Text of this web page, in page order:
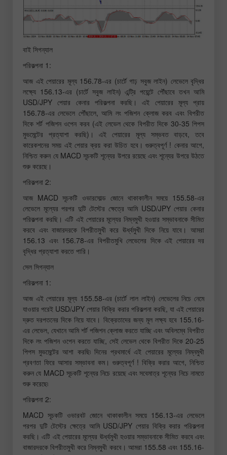
বাই সিগন্যাল
পরিকল্পনা 1:
আজ এই পেয়ারের মূল্য 156.78-এর (চার্টে গাঢ় সবুজ লাইন) লেভেলে বৃদ্ধির
লক্ষ্যে 156.13-এর (চার্টে সবুজ লাইন) এন্ট্রি পয়েন্টে পৌঁছাবে তখন আমি
USD/JPY পেয়ার কেনার পরিকল্পনা করছি। এই পেয়ারের মূল্য প্রায়
156.78-এর লেভেলে পৌঁছালে, আমি লং পজিশন ক্লোজ করব এবং বিপরীত
দিকে শর্ট পজিশন ওপেন করব (এই লেভেল থেকে বিপরীত দিকে 30-35 পিপস
মুভমেন্টের প্রত্যাশা করছি)। এই পেয়ারের মূল্য সম্ভবত বাড়বে, তবে
কারেকশনের সময় এই পেয়ার ক্রয় করা উচিত হবে। গুরুত্বপূর্ণ ! কেনার আগে,
নিশ্চিত করুন যে MACD সূচকটি শূন্যের উপরে রয়েছে এবং শূন্যের উপরে উঠতে
শুরু করেছে।
পরিকল্পনা 2:
আজ MACD সূচকটি ওভারসোল্ড জোনে থাকাকালীন সময়ে 155.58-এর
লেভেলে মূল্যের পরপর দুটি টেস্টের ক্ষেত্রে আমি USD/JPY পেয়ার কেনার
পরিকল্পনা করছি। এটি এই পেয়ারের মূল্যের নিম্নমুখী হওয়ার সম্ভাবনাকে সীমিত
করবে এবং বাজারদরকে বিপরীতমুখী করে ঊর্ধ্বমুখী দিকে নিয়ে যাবে। আমরা
156.13 এবং 156.78-এর বিপরীতমুখি লেভেলের দিকে এই পেয়ারের দর
বৃদ্ধির প্রত্যাশা করতে পারি।
সেল সিগন্যাল
পরিকল্পনা 1:
আজ এই পেয়ারের মূল্য 155.58-এর (চার্টে লাল লাইন) লেভেলের নিচে নেমে
যাওয়ার পরেই USD/JPY পেয়ার বিক্রি করার পরিকল্পনা করছি, যা এই পেয়ারের
দ্রুত দরপতনের দিকে নিয়ে যাবে। বিক্রেতাদের জন্য মূল লক্ষ্য হবে 155.16-
এর লেভেল, যেখানে আমি শর্ট পজিশন ক্লোজ করতে যাচ্ছি এবং অবিলম্বে বিপরীত
দিকে লং পজিশন ওপেন করতে যাচ্ছি, সেই লেভেল থেকে বিপরীত দিকে 20-25
পিপস মুভমেন্টের আশা করছি৷ দিনের প্রথমার্ধে এই পেয়ারের মূল্যের নিম্নমুখী
প্রবণতা ফিরে আসার সম্ভাবনা কম। গুরুত্বপূর্ণ ! বিক্রি করার আগে, নিশ্চিত
করুন যে MACD সূচকটি শূন্যের নিচে রয়েছে এবং সবেমাত্র শূন্যের নিচে নামতে
শুরু করেছে৷
পরিকল্পনা 2:
MACD সূচকটি ওভারবট জোনে থাকাকালীন সময়ে 156.13-এর লেভেলে
পরপর দুটি টেস্টের ক্ষেত্রে আমি USD/JPY পেয়ার বিক্রি করার পরিকল্পনা
করছি। এটি এই পেয়ারের মূল্যের ঊর্ধ্বমুখী হওয়ার সম্ভাবনাকে সীমিত করবে এবং
বাজারদরকে বিপরীতমুখী করে নিম্নমুখী করবে। আমরা 155.58 এবং 155.16-